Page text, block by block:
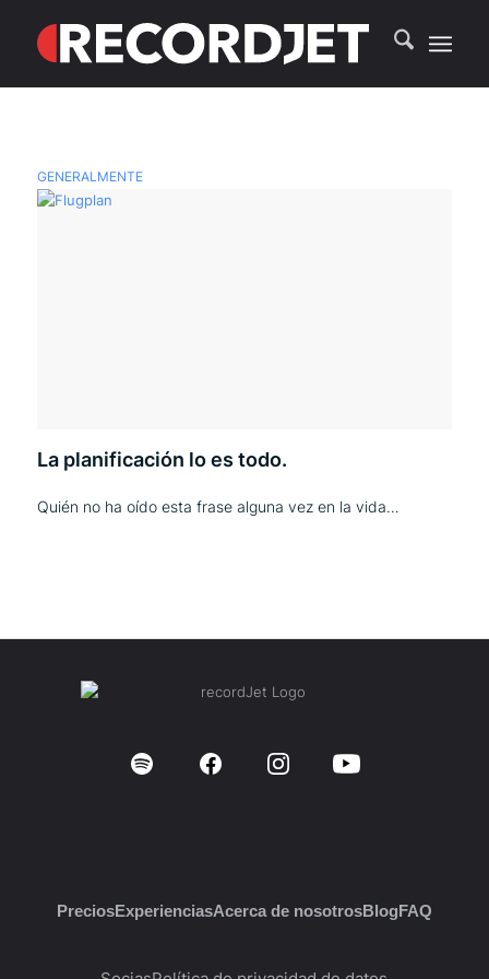
GENERALMENTE
La planificación lo es todo.
Quién no ha oído esta frase alguna vez en la vida…
PreciosExperienciasAcerca de nosotrosBlogFAQ